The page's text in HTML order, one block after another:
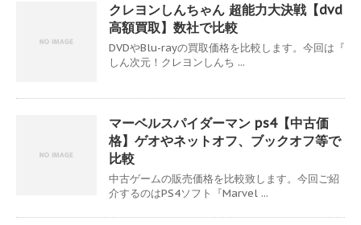
クレヨンしんちゃん 超能力大決戦【dvd
高額買取】数社で比較
DVDやBlu-rayの買取価格を比較します。今回は『
しん次元！クレヨンしんち ...
マーベルスパイダーマン ps4【中古価
格】ゲオやネットオフ、ブックオフ等で
比較
中古ゲームの販売価格を比較致します。今回ご紹
介するのはPS4ソフト『Marvel ...